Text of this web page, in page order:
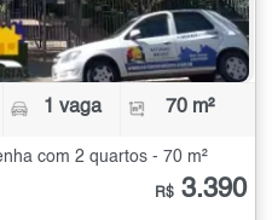
1 vaga 70 m²
com 2 quartos - 70 m²
R$ 3.390